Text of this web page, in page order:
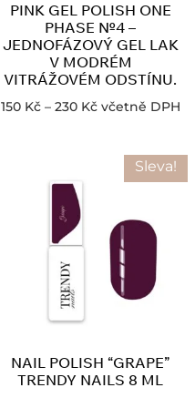
PINK GEL POLISH ONE
PHASE №4 –
JEDNOFÁZOVÝ GEL LAK
V MODRÉM
VITRÁŽOVÉM ODSTÍNU.
150 Kč – 230 Kč včetně DPH
Sleva!
NAIL POLISH “GRAPE”
TRENDY NAILS 8 ML